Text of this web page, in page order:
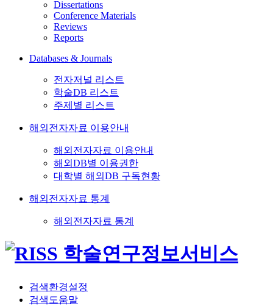
Dissertations
Conference Materials
Reviews
Reports
Databases & Journals
전자저널 리스트
학술DB 리스트
주제별 리스트
해외전자자료 이용안내
해외전자자료 이용안내
해외DB별 이용권한
대학별 해외DB 구독현황
해외전자자료 통계
해외전자자료 통계
검색환경설정
검색도움말